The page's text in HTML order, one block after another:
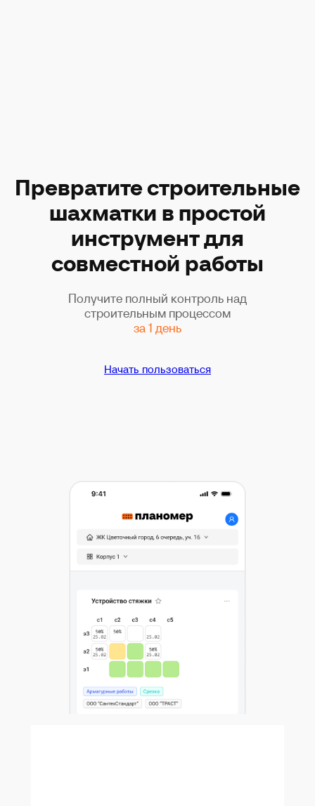
Превратите строительные
шахматки в простой
инструмент для
совместной работы
Получите полный контроль над
строительным процессом
за 1 день
Начать пользоваться